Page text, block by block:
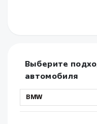
Выберите
автомобиля